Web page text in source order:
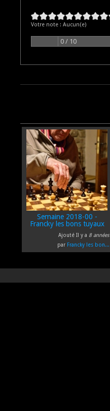
Votre note : Aucun(e)
0 / 10
Semaine 2018-00 -
Francky les bons tuyaux
Ajouté Il y a 8 années
par Francky les bon...